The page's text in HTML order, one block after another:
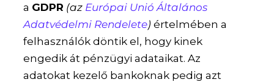
a GDPR (az Európai Unió Általános
Adatvédelmi Rendelete) értelmében a
felhasználók döntik el, hogy kinek
engedik át pénzügyi adataikat. Az
adatokat kezelő bankoknak pedig azt